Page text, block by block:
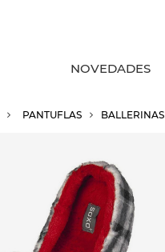
NOVEDADES
PANTUFLAS BALLERINAS